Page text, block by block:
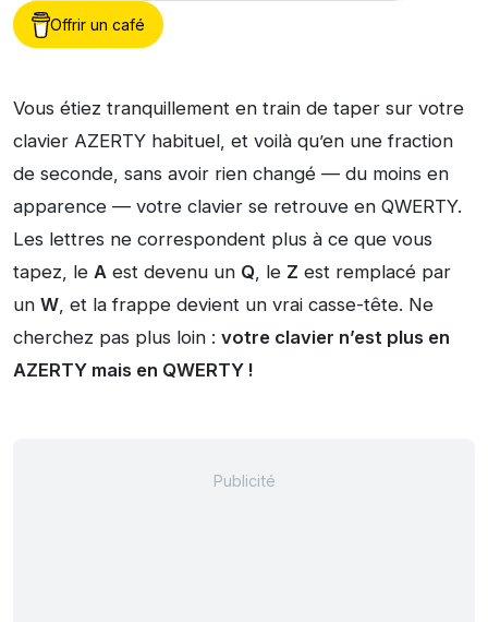
Offrir un café
Vous étiez tranquillement en train de taper sur votre
clavier AZERTY habituel, et voilà qu’en une fraction
de seconde, sans avoir rien changé — du moins en
apparence — votre clavier se retrouve en QWERTY.
Les lettres ne correspondent plus à ce que vous
tapez, le A est devenu un Q, le Z est remplacé par
un W, et la frappe devient un vrai casse-tête. Ne
cherchez pas plus loin : votre clavier n’est plus en
AZERTY mais en QWERTY !